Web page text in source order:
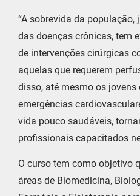
“A sobrevida da
das doenças crônicas, tem
de intervenções cirúrgicas
aquelas que requerem
disso, até mesmo os jovens
emergências
vida pouco saudáveis,
profissionais capacitados
O curso tem como objetivo
áreas de Biomedicina,